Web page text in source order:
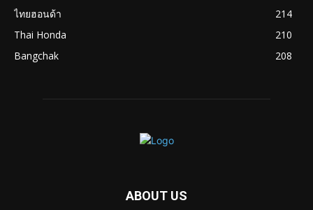
ไทยฮอนด้า
214
Thai Honda
210
Bangchak
208
ABOUT US